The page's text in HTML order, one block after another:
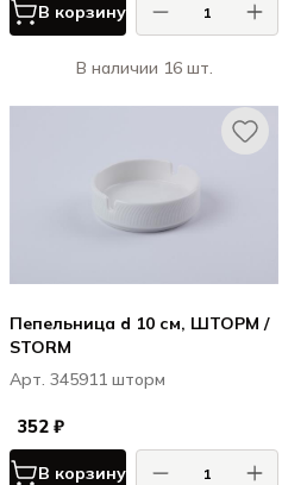
В корзину
В наличии 16 шт.
Пепельница d 10 см, ШТОРМ /
STORM
Арт. 345911 шторм
352 ₽
В корзину